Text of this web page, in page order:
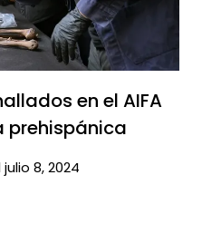
en el AIFA
prehispánica​
8, 2024